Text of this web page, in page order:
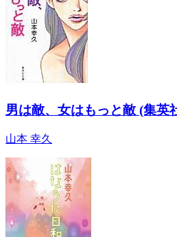
男は敵、女はもっと敵 (集英
山本 幸久